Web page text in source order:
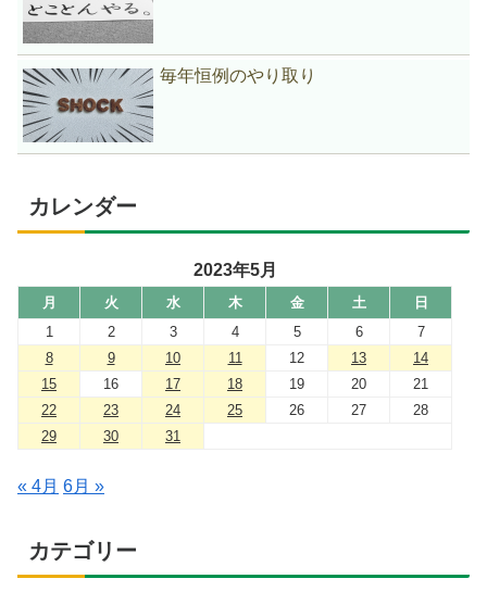
毎年恒例のやり取り
カレンダー
2023年5月
月 火 水 木 金 土
日
1
2 3 4 5 6
7
8
9 10 11 12 13
14
15
16 17 18 19 20
21
22
23 24 25 26 27
28
29
30 31
« 4月 6月 »
カテゴリー